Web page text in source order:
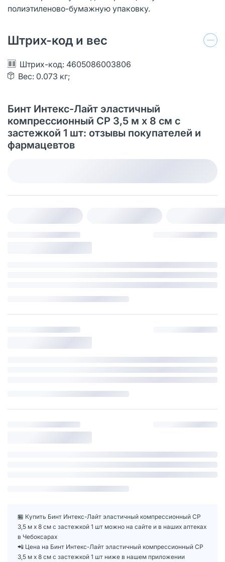
полиэтиленово-бумажную упаковку.
Штрих-код и вес
Штрих-код: 4605086003806
Вес: 0.073 кг;
Бинт Интекс-Лайт эластичный
компрессионный СР 3,5 м х 8 см с
застежкой 1 шт: отзывы покупателей и
фармацевтов
🏪 Купить Бинт Интекс-Лайт эластичный компрессионный СР
3,5 м х 8 см с застежкой 1 шт можно на сайте и в наших аптеках
в Чебоксарах
📲 Цена на Бинт Интекс-Лайт эластичный компрессионный СР
3,5 м х 8 см с застежкой 1 шт ниже в нашем приложении